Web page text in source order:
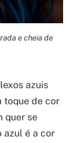
e cheia de
azuis
toque de cor
quer se
azul é a cor